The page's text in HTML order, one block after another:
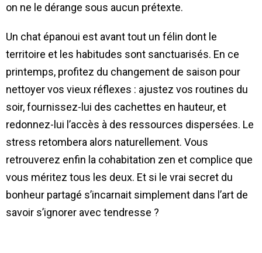
on ne le dérange sous aucun prétexte.
Un chat épanoui est avant tout un félin dont le
territoire et les habitudes sont sanctuarisés. En ce
printemps, profitez du changement de saison pour
nettoyer vos vieux réflexes : ajustez vos routines du
soir, fournissez-lui des cachettes en hauteur, et
redonnez-lui l’accès à des ressources dispersées. Le
stress retombera alors naturellement. Vous
retrouverez enfin la cohabitation zen et complice que
vous méritez tous les deux. Et si le vrai secret du
bonheur partagé s’incarnait simplement dans l’art de
savoir s’ignorer avec tendresse ?